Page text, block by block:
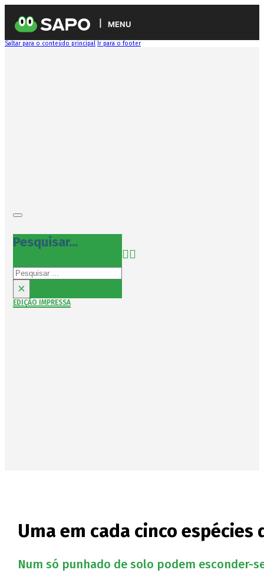
MENU
Saltar para o conteúdo principal Ir para o footer
Pesquisar...
Pesquisar
×
EDIÇÃO IMPRESSA
Uma em cada cinco
Num só punhado de solo podem esconder-